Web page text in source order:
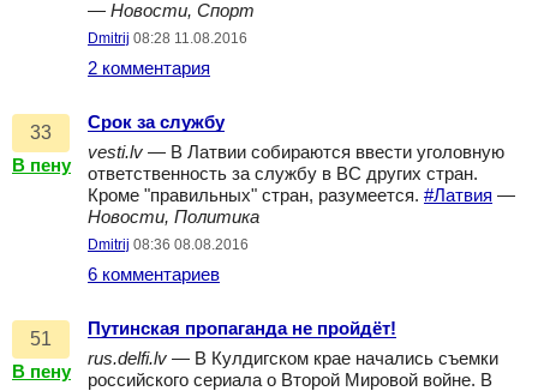
— Новости, Спорт
Dmitrij 08:28 11.08.2016
2 комментария
33
В пену
Срок за службу
vesti.lv — В Латвии собираются ввести уголовную
ответственность за службу в ВС других стран.
Кроме "правильных" стран, разумеется. #Латвия —
Новости, Политика
Dmitrij 08:36 08.08.2016
6 комментариев
51
В пену
Путинская пропаганда не пройдёт!
rus.delfi.lv — В Кулдигском крае начались съемки
российского сериала о Второй Мировой войне. В